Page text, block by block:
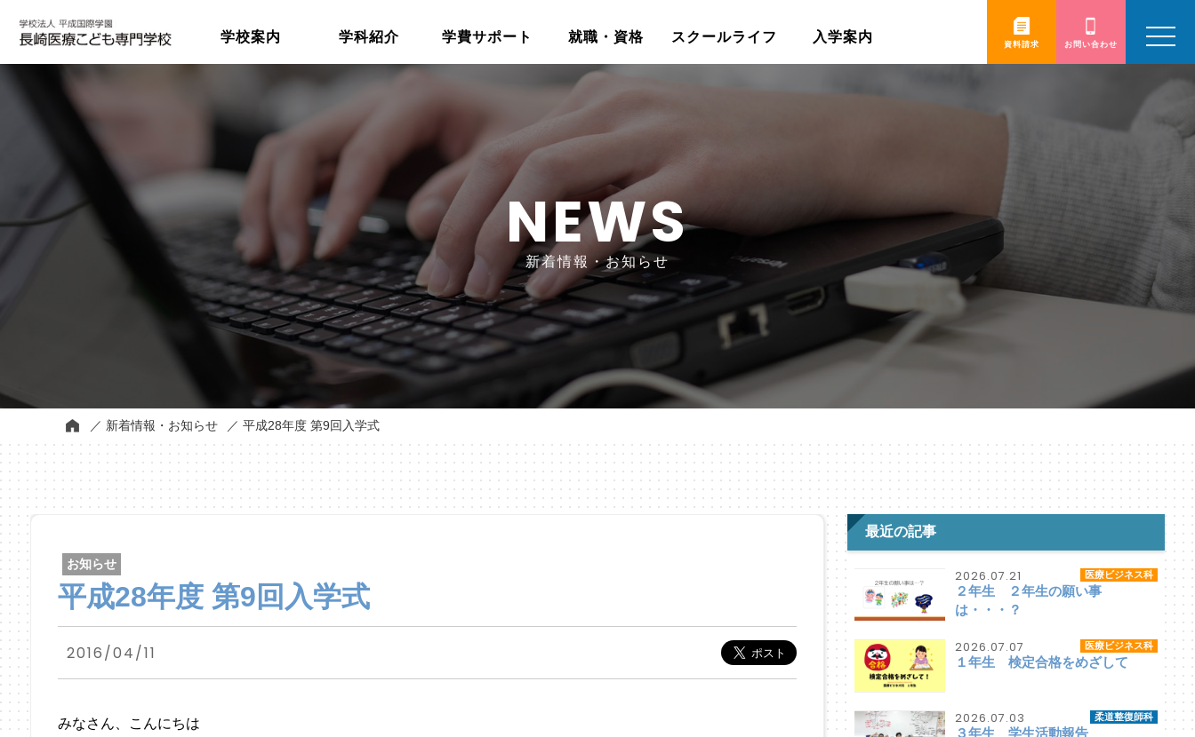
学校案内 学科紹介 学費サポート 就職・資格 スクールライフ 入学案内 資料請求 お問い合わせ
toggle
NEWS
新着情報・お知らせ
新着情報・お知らせ 平成28年度 第9回入学式
お知らせ
平成28年度 第9回入学式
2016/04/11
みなさん、こんにちは
最近の記事
2026.07.21 医療ビジネス科
２年生 ２年生の願い事
は・・・？
2026.07.07 医療ビジネス科
１年生 検定合格をめざして
2026.07.03 柔道整復師科
３年生 学生活動報告